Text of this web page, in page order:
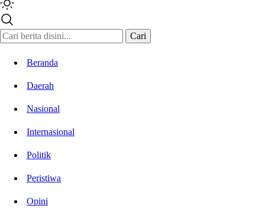
Cari
Beranda
Daerah
Nasional
Internasional
Politik
Peristiwa
Opini